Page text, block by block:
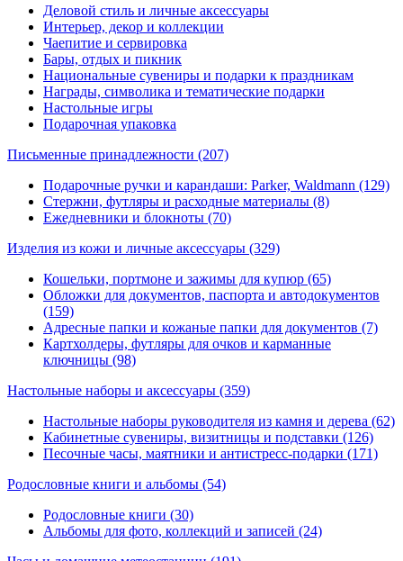
Деловой стиль и личные аксессуары
Интерьер, декор и коллекции
Чаепитие и сервировка
Бары, отдых и пикник
Национальные сувениры и подарки к праздникам
Награды, символика и тематические подарки
Настольные игры
Подарочная упаковка
Письменные принадлежности (207)
Подарочные ручки и карандаши: Parker, Waldmann (129)
Стержни, футляры и расходные материалы (8)
Ежедневники и блокноты (70)
Изделия из кожи и личные аксессуары (329)
Кошельки, портмоне и зажимы для купюр (65)
Обложки для документов, паспорта и автодокументов
(159)
Адресные папки и кожаные папки для документов (7)
Картхолдеры, футляры для очков и карманные
ключницы (98)
Настольные наборы и аксессуары (359)
Настольные наборы руководителя из камня и дерева (62)
Кабинетные сувениры, визитницы и подставки (126)
Песочные часы, маятники и антистресс-подарки (171)
Родословные книги и альбомы (54)
Родословные книги (30)
Альбомы для фото, коллекций и записей (24)